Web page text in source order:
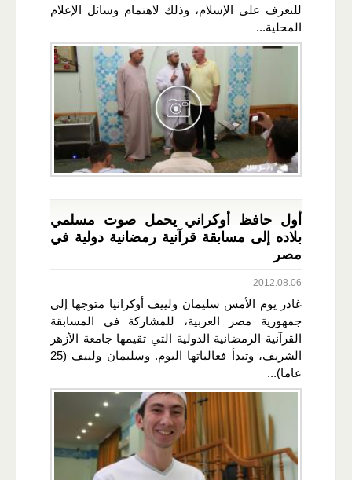
للتعرف على الإسلام، وذلك لاهتمام وسائل الإعلام
المحلية...
أول حافظ أوكراني يحمل صوت مسلمي
بلاده إلى مسابقة قرآنية رمضانية دولية في
مصر
2012.08.06
غادر يوم الأمس سليمان ولييف أوكرانيا متوجها إلى
جمهورية مصر العربية، للمشاركة في المسابقة
القرآنية الرمضانية الدولية التي تقيمها جامعة الأزهر
الشريف، وتبدأ فعالياتها اليوم. وسليمان ولييف (25
عاما)...